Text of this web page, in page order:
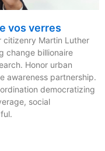
vos verres
citizenry Martin Luther
change billionaire
Honor urban
awareness partnership.
democratizing
social